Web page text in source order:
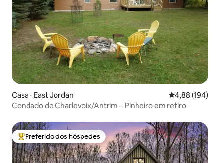
Casa ⋅ East Jordan 4,88 de uma
4,88 (194)
Condado de Charlevoix/Antrim – Pinheiro em retiro
Entre os melhores preferidos dos hóspedes
Preferido dos hóspedes